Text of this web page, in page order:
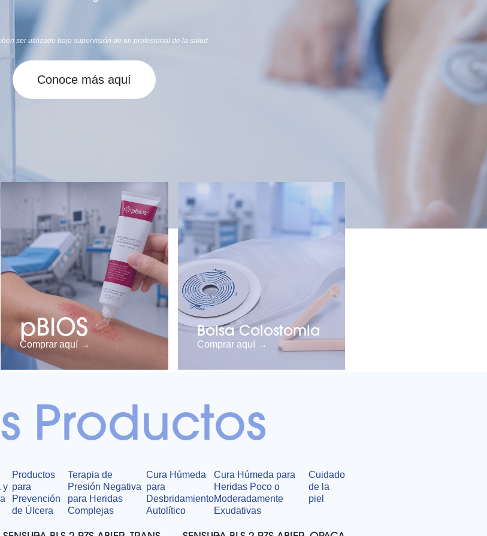
ser utilizado bajo supervisión de un profesional de la salud.
Conoce más aquí
pBIOS
Comprar aquí →
Bolsa Colostomia
Comprar aquí →
Productos
y
Productos
para
Prevención
de Úlcera
Terapia de
Presión Negativa
para Heridas
Complejas
Cura Húmeda
para
Desbridamiento
Autolítico
Cura Húmeda para
Heridas Poco o
Moderadamente
Exudativas
Cuidado
de la
piel